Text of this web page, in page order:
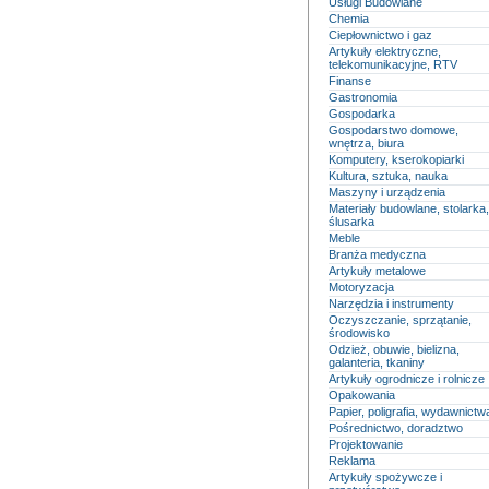
Chemia
Ciepłownictwo i gaz
Artykuły elektryczne,
telekomunikacyjne, RTV
Finanse
Gastronomia
Gospodarka
Gospodarstwo domowe,
wnętrza, biura
Komputery, kserokopiarki
Kultura, sztuka, nauka
Maszyny i urządzenia
Materiały budowlane, stolarka,
ślusarka
Meble
Branża medyczna
Artykuły metalowe
Motoryzacja
Narzędzia i instrumenty
Oczyszczanie, sprzątanie,
środowisko
Odzież, obuwie, bielizna,
galanteria, tkaniny
Artykuły ogrodnicze i rolnicze
Opakowania
Papier, poligrafia,
Pośrednictwo, doradztwo
Projektowanie
Reklama
Artykuły spożywcze i